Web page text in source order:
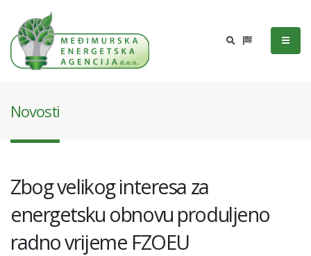
Novosti
Zbog velikog interesa za
energetsku obnovu produljeno
radno vrijeme FZOEU